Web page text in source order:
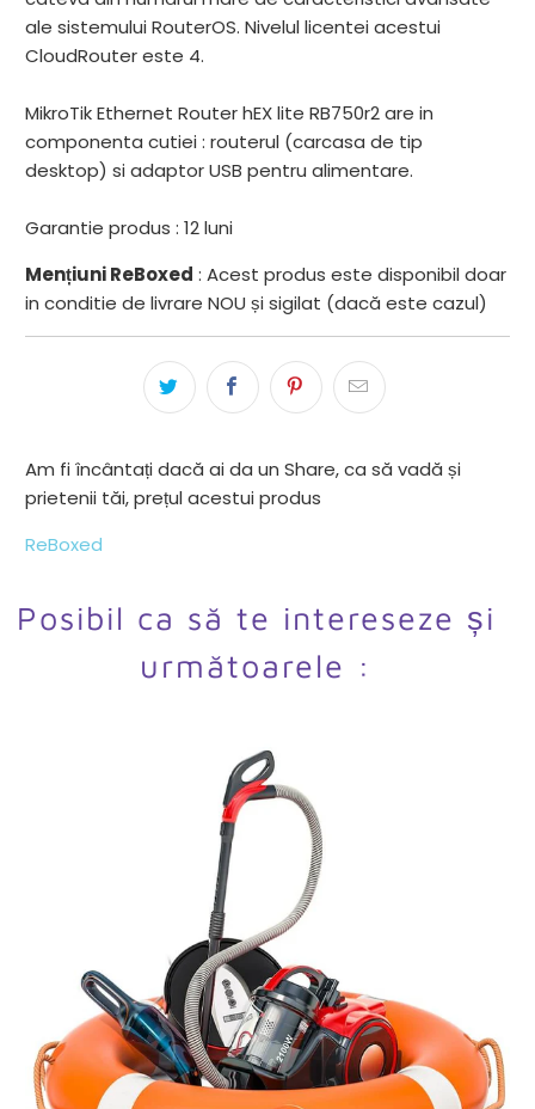
ale sistemului RouterOS. Nivelul licentei acestui
CloudRouter este 4.
MikroTik Ethernet Router hEX lite RB750r2 are in
componenta cutiei : routerul (carcasa de tip
desktop) si adaptor USB pentru alimentare.
Garantie produs : 12 luni
Mențiuni ReBoxed : Acest produs este disponibil doar
in conditie de livrare NOU și sigilat (dacă este cazul)
Am fi încântați dacă ai da un Share, ca să vadă și
prietenii tăi, prețul acestui produs
ReBoxed
Posibil ca să te intereseze și
următoarele :